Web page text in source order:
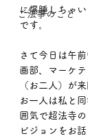
ご法事のこと
に爆睡しちゃ
です。
さて今日は午
画部、マーケ
（お二人）が
お一人は私と
囲気で超法寺
ビジョンをお